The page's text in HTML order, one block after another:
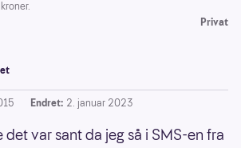
Privat
Endret: 2. januar 2023
var sant da jeg så i SMS-en fra